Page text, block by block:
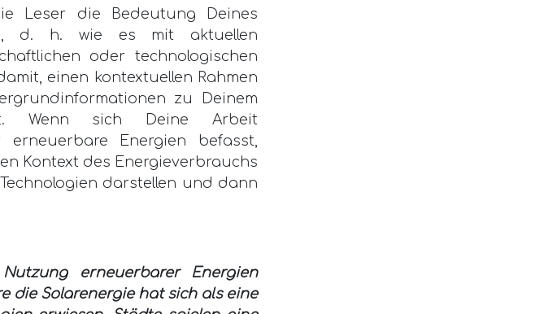
Leser die Bedeutung Deines
d. h. wie es mit aktuellen
oder technologischen
einen kontextuellen Rahmen
zu Deinem
Wenn sich Deine Arbeit
Energien befasst,
Kontext des Energieverbrauchs
darstellen und dann
erneuerbarer Energien
die Solarenergie hat sich als eine